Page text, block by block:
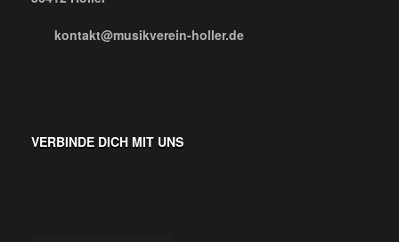
kontakt@musikverein-holler.de
VERBINDE DICH MIT UNS